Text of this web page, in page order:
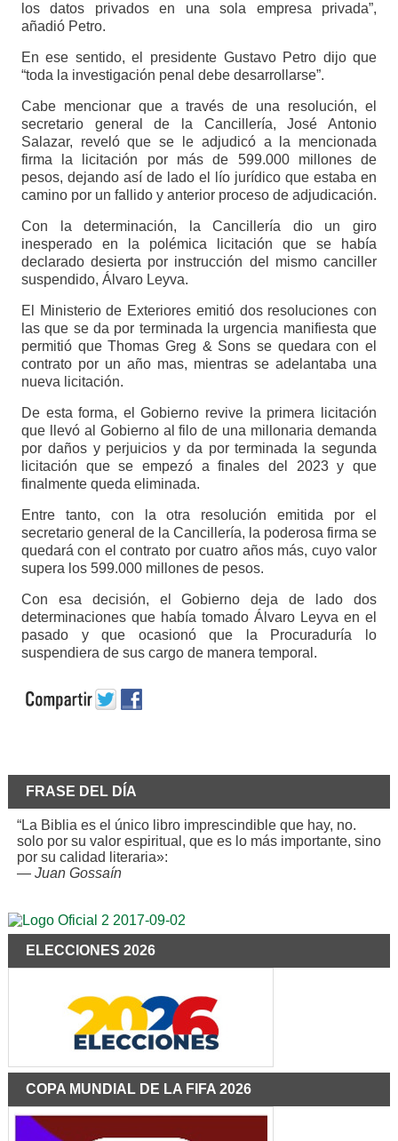
los datos privados en una sola empresa privada”,
añadió Petro.
En ese sentido, el presidente Gustavo Petro dijo que
“toda la investigación penal debe desarrollarse”.
Cabe mencionar que a través de una resolución, el
secretario general de la Cancillería, José Antonio
Salazar, reveló que se le adjudicó a la mencionada
firma la licitación por más de 599.000 millones de
pesos, dejando así de lado el lío jurídico que estaba en
camino por un fallido y anterior proceso de adjudicación.
Con la determinación, la Cancillería dio un giro
inesperado en la polémica licitación que se había
declarado desierta por instrucción del mismo canciller
suspendido, Álvaro Leyva.
El Ministerio de Exteriores emitió dos resoluciones con
las que se da por terminada la urgencia manifiesta que
permitió que Thomas Greg & Sons se quedara con el
contrato por un año mas, mientras se adelantaba una
nueva licitación.
De esta forma, el Gobierno revive la primera licitación
que llevó al Gobierno al filo de una millonaria demanda
por daños y perjuicios y da por terminada la segunda
licitación que se empezó a finales del 2023 y que
finalmente queda eliminada.
Entre tanto, con la otra resolución emitida por el
secretario general de la Cancillería, la poderosa firma se
quedará con el contrato por cuatro años más, cuyo valor
supera los 599.000 millones de pesos.
Con esa decisión, el Gobierno deja de lado dos
determinaciones que había tomado Álvaro Leyva en el
pasado y que ocasionó que la Procuraduría lo
suspendiera de sus cargo de manera temporal.
FRASE DEL DÍA
“La Biblia es el único libro imprescindible que hay, no.
solo por su valor espiritual, que es lo más importante, sino
por su calidad literaria»:
— Juan Gossaín
ELECCIONES 2026
COPA MUNDIAL DE LA FIFA 2026